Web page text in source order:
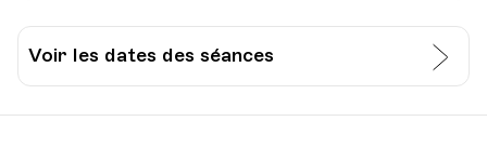
Voir les dates des séances